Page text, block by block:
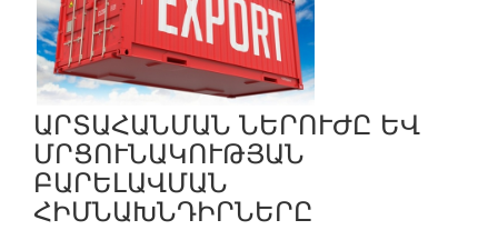
ԱՐՏԱՀԱՆՄԱՆ ՆԵՐՈՒԺԸ ԵՎ
ՄՐՑՈՒՆԱԿՈՒԹՅԱՆ
ԲԱՐԵԼԱՎՄԱՆ
ՀԻՄՆԱԽՆԴԻՐՆԵՐԸ